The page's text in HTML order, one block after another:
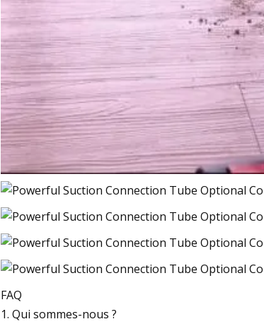
FAQ
1. Qui sommes-nous ?